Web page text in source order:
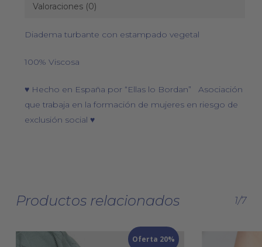
Valoraciones (0)
Diadema turbante con estampado vegetal
100% Viscosa
♥ Hecho en España por “Ellas lo Bordan” Asociación
que trabaja en la formación de mujeres en riesgo de
exclusión social ♥
Productos relacionados 1/7
Oferta 20%